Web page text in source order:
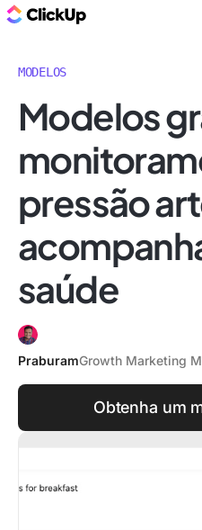
MODELOS
Modelos
pressão
saúde
PraburamGrowth Marketing
Obtenha um